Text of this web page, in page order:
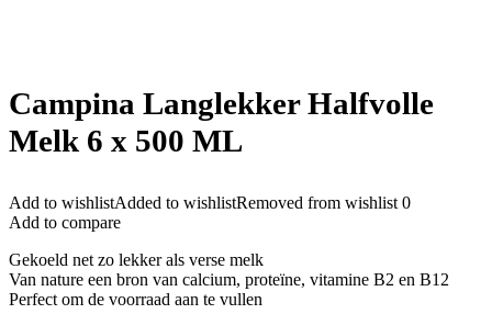
Campina Langlekker Halfvolle
Melk 6 x 500 ML
Add to wishlistAdded to wishlistRemoved from wishlist 0
Add to compare
Gekoeld net zo lekker als verse melk
Van nature een bron van calcium, proteïne, vitamine B2 en B12
Perfect om de voorraad aan te vullen